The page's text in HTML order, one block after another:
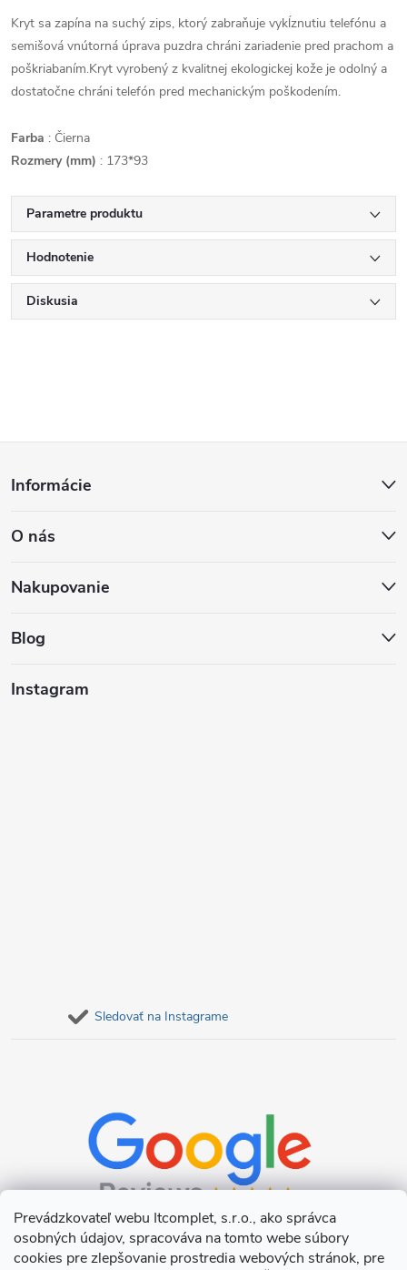
Prevádzkovateľ webu Itcomplet, s.r.o., ako správca
osobných údajov, spracováva na tomto webe súbory
cookies pre zlepšovanie prostredia webových stránok, pre
Kryt sa zapína na suchý zips, ktorý zabraňuje vykĺznutiu telefónu a
semišová vnútorná úprava puzdra chráni zariadenie pred prachom a
poškriabaním.Kryt vyrobený z kvalitnej ekologickej kože je odolný a
dostatočne chráni telefón pred mechanickým poškodením.
Farba : Čierna
Rozmery (mm) : 173*93
Parametre produktu
Hodnotenie
Diskusia
p
ä
Informácie
O nás
Nakupovanie
Blog
Instagram
Sledovať na Instagrame